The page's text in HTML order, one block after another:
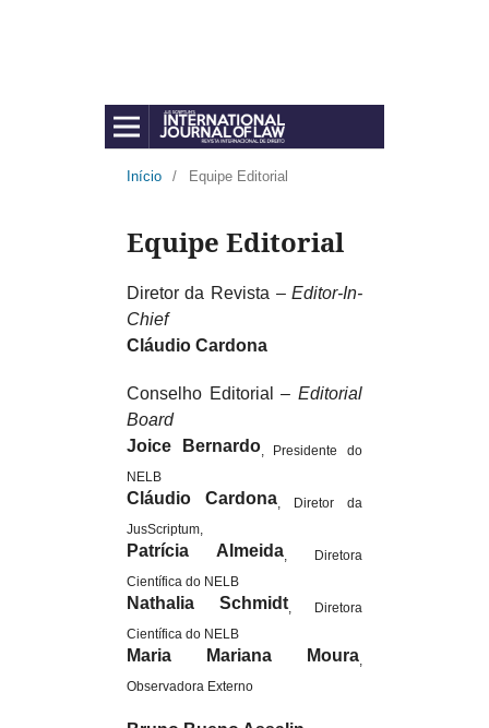
Início / Equipe Editorial
Equipe Editorial
Diretor da Revista – Editor-In-
Chief
Cláudio Cardona
Conselho Editorial
– Editorial
Board
Joice Bernardo, Presidente do
NELB
Cláudio Cardona, Diretor da
JusScriptum,
Patrícia Almeida, Diretora
Científica do NELB
Nathalia Schmidt, Diretora
Científica do NELB
Maria Mariana Moura,
Observadora Externo